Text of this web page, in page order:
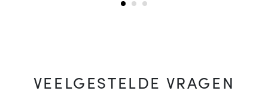
VEELGESTELDE VRAGEN